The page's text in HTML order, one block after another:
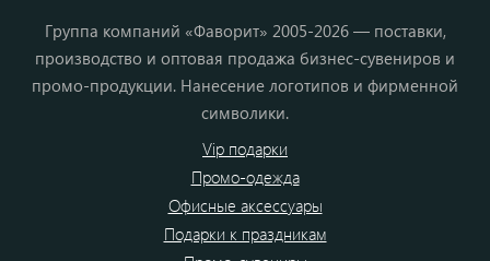
Группа компаний «Фаворит» 2005-2026 — поставки,
производство и оптовая продажа бизнес-сувениров и
промо-продукции. Нанесение логотипов и фирменной
символики.
Vip подарки
Промо-одежда
Офисные аксессуары
Подарки к праздникам